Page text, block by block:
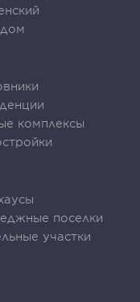
комплексы
поселки
участки